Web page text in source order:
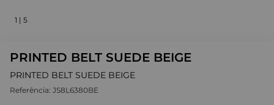
1 | 5
PRINTED BELT SUEDE BEIGE
PRINTED BELT SUEDE BEIGE
Referência: JS8L6380BE